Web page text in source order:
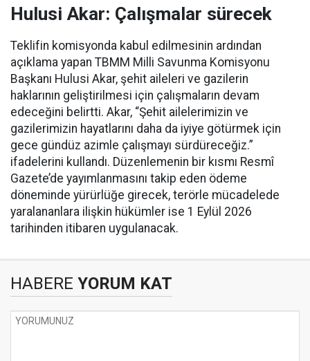
Hulusi Akar: Çalışmalar sürecek
Teklifin komisyonda kabul edilmesinin ardından
açıklama yapan TBMM Milli Savunma Komisyonu
Başkanı Hulusi Akar, şehit aileleri ve gazilerin
haklarının geliştirilmesi için çalışmaların devam
edeceğini belirtti. Akar, “Şehit ailelerimizin ve
gazilerimizin hayatlarını daha da iyiye götürmek için
gece gündüz azimle çalışmayı sürdüreceğiz.”
ifadelerini kullandı. Düzenlemenin bir kısmı Resmî
Gazete’de yayımlanmasını takip eden ödeme
döneminde yürürlüğe girecek, terörle mücadelede
yaralananlara ilişkin hükümler ise 1 Eylül 2026
tarihinden itibaren uygulanacak.
HABERE YORUM KAT